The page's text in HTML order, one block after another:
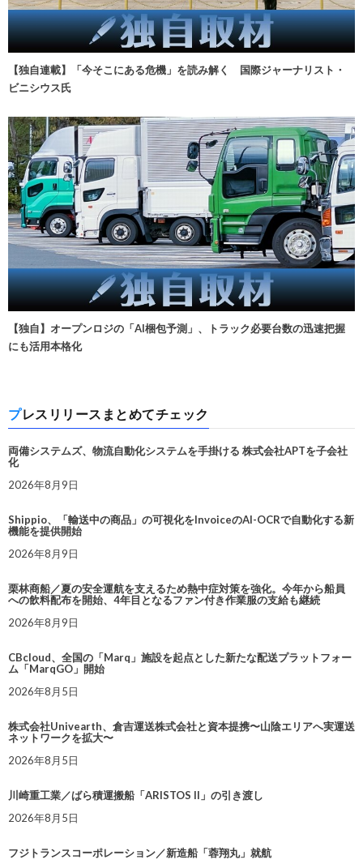
【独自連載】「今そこにある危機」を読み解く 国際ジャーナリスト・
ビニシウス氏
【独自】オープンロジの「AI梱包予測」、トラック必要台数の迅速把握
にも活用本格化
プレスリリースまとめてチェック
両備システムズ、物流自動化システムを手掛ける 株式会社APTを子会社
化
2026年8月9日
Shippio、「輸送中の商品」の可視化をInvoiceのAI-OCRで自動化する新
機能を提供開始
2026年8月9日
栗林商船／夏の安全運航を支えるため熱中症対策を強化。今年から船員
への飲料配布を開始、4年目となるファン付き作業服の支給も継続
2026年8月9日
CBcloud、全国の「Marq」施設を起点とした新たな配送プラットフォー
ム「MarqGO」開始
2026年8月5日
株式会社Univearth、倉吉運送株式会社と資本提携〜山陰エリアへ実運送
ネットワークを拡大〜
2026年8月5日
川崎重工業／ばら積運搬船「ARISTOS II」の引き渡し
2026年8月5日
フジトランスコーポレーション／新造船「蓉翔丸」就航